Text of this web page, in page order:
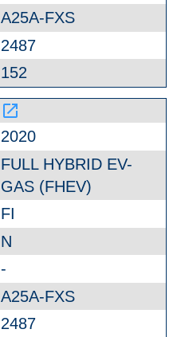
A25A-FXS
2487
152
launch
2020
FULL HYBRID EV-
GAS (FHEV)
FI
N
-
A25A-FXS
2487